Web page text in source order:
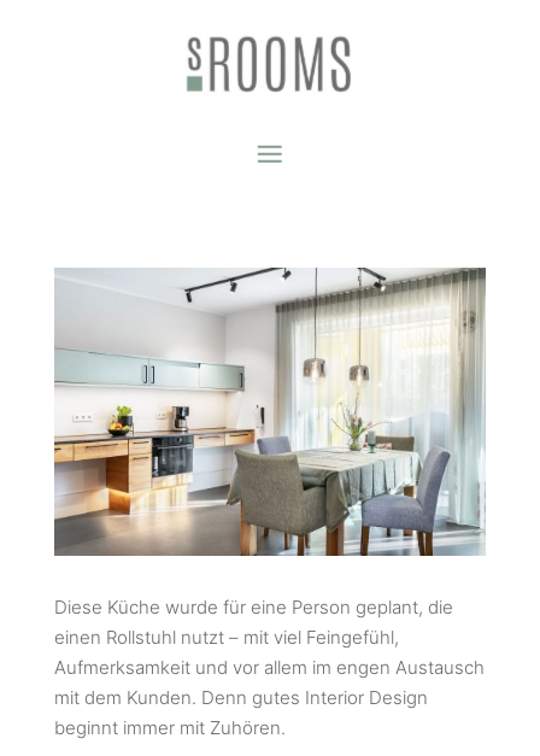
Diese Küche wurde für eine Person geplant, die
einen Rollstuhl nutzt – mit viel Feingefühl,
Aufmerksamkeit und vor allem im engen Austausch
mit dem Kunden. Denn gutes Interior Design
beginnt immer mit Zuhören.